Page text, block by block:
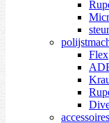
Flex
accessoires